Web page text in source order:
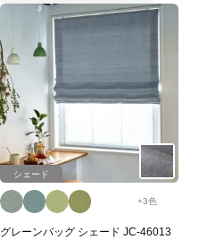
シェード
+3色
グレーンバッグ シェード JC-46013